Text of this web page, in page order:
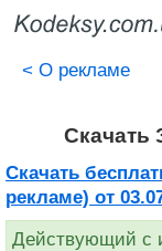
< О рекламе
Скачать
Скачать
рекламе) от
Действующий с